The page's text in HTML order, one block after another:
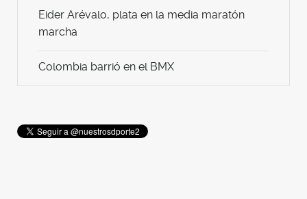
Eider Arévalo, plata en la media maratón
marcha
Colombia barrió en el BMX